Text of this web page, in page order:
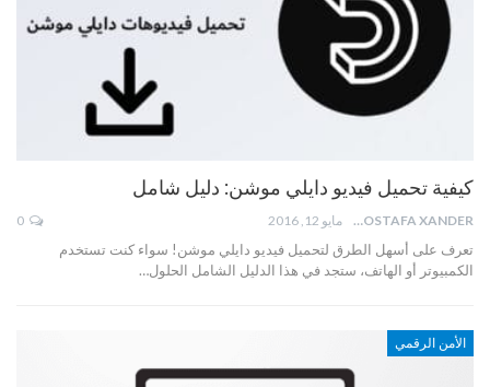
كيفية تحميل فيديو دايلي موشن: دليل شامل
MOSTAFA XANDER مايو 12, 2016
تعرف على أسهل الطرق لتحميل فيديو دايلي موشن! سواء كنت تستخدم
الكمبيوتر أو الهاتف، ستجد في هذا الدليل الشامل الحلول…
الأمن الرقمي